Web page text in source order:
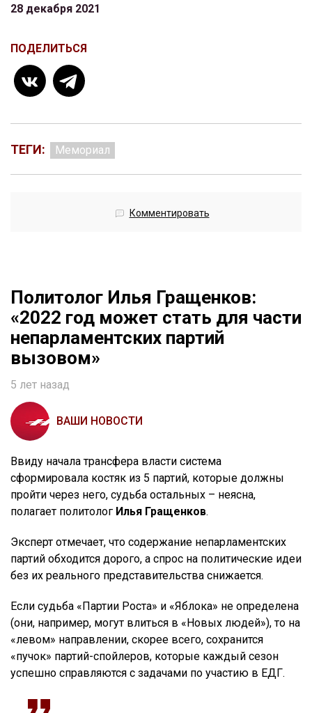
28 декабря 2021
ПОДЕЛИТЬСЯ
ТЕГИ: Мемориал
Комментировать
Политолог Илья Гращенков:
«2022 год может стать для части
непарламентских партий
вызовом»
5 лет назад
ВАШИ НОВОСТИ
Ввиду начала трансфера власти система
сформировала костяк из 5 партий, которые должны
пройти через него, судьба остальных – неясна,
полагает политолог Илья Гращенков.
Эксперт отмечает, что содержание непарламентских
партий обходится дорого, а спрос на политические идеи
без их реального представительства снижается.
Если судьба «Партии Роста» и «Яблока» не определена
(они, например, могут влиться в «Новых людей»), то на
«левом» направлении, скорее всего, сохранится
«пучок» партий-спойлеров, которые каждый сезон
успешно справляются с задачами по участию в ЕДГ.